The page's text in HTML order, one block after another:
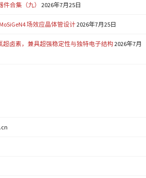
合集（九） 2026年7月25日
场效应晶体管设计2026年7月25日
超卤素，兼具超强稳定性与独特电子结构2026年7月